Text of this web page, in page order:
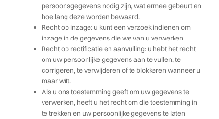
persoonsgegevens nodig zijn, wat ermee gebeurt en
hoe lang deze worden bewaard.
Recht op inzage: u kunt een verzoek indienen om
inzage in de gegevens die we van u verwerken
Recht op rectificatie en aanvulling: u hebt het recht
om uw persoonlijke gegevens aan te vullen, te
corrigeren, te verwijderen of te blokkeren wanneer u
maar wilt.
Als u ons toestemming geeft om uw gegevens te
verwerken, heeft u het recht om die toestemming in
te trekken en uw persoonlijke gegevens te laten